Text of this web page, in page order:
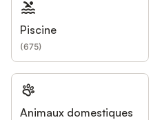
Piscine
(675)
Animaux domestiques